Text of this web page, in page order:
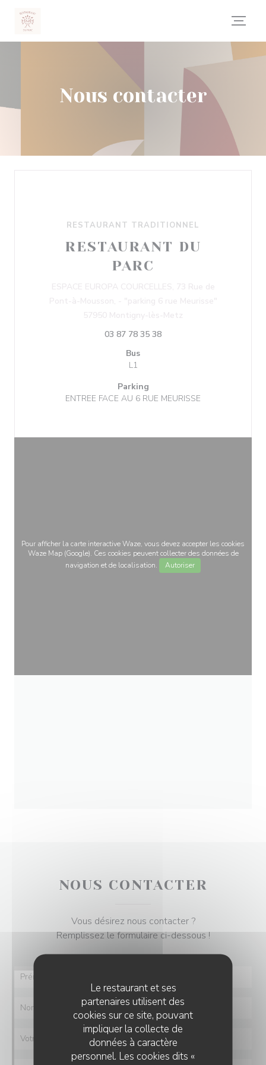
Le restaurant et ses
partenaires utilisent des
cookies sur ce site, pouvant
impliquer la collecte de
données à caractère
personnel. Les cookies dits «
Nous contacter
RESTAURANT TRADITIONNEL
RESTAURANT DU
PARC
03 87 78 35 38
Bus
L1
Parking
ENTREE FACE AU 6 RUE MEURISSE
Pour afficher la carte interactive Waze, vous devez accepter les cookies
Waze Map (Google). Ces cookies peuvent collecter des données de
navigation et de localisation.
Autoriser
NOUS CONTACTER
Vous désirez nous contacter ?
Remplissez le formulaire ci-dessous !